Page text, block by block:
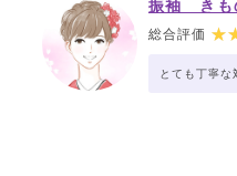
振袖 きも
総合評価
とても丁寧な